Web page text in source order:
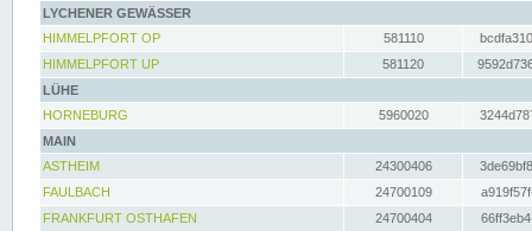
LYCHENER GEWÄSSER
HIMMELPFORT OP
581110
HIMMELPFORT UP
581120
LÜHE
HORNEBURG
5960020
MAIN
ASTHEIM
24300406
FAULBACH
24700109
FRANKFURT OSTHAFEN
24700404